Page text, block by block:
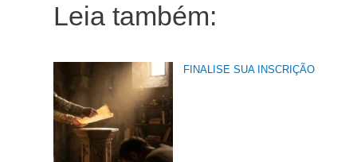
Leia também:
FINALISE SUA INSCRIÇÃO